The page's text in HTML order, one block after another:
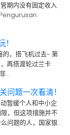
期内没有固定收入
，搭飞机过去~ 第
再搭渡轮过兰卡
…
问题一次看清！
暂缓个人和中小企
，但这项措施并不
问题的人，国家银…